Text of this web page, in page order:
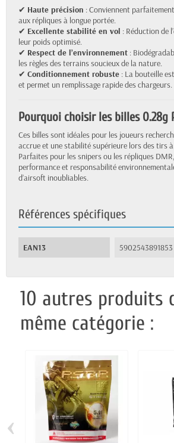
✔ Haute précision : Conviennent
aux répliques à longue portée.
✔ Excellente stabilité en vol : Réduction de
leur poids optimisé.
✔ Respect de l’environnement :
les règles des terrains soucieux de la nature.
✔ Conditionnement robuste : La bouteille
et permet un remplissage rapide des chargeurs.
Pourquoi choisir les billes 0.28g
Ces billes sont idéales pour les joueurs
accrue et une stabilité supérieure lors des tirs
Parfaites pour les snipers ou les répliques
performance et responsabilité
d’airsoft inoubliables.
Références spécifiques
EAN13 5902543891853
10 autres produits
même catégorie :
‹